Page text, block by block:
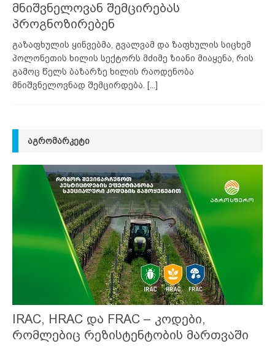
მნიშვნელოვან შემცირებას
პროგნოზირებენ
გაზაფხულის ყინვებმა, გვალვამ და ზაფხულის სიცხემ
პოლონეთის ხილის სექტორს მძიმე ზიანი მიაყენა, რის
გამოც წელს ბაზარზე ხილის რაოდენობა
მნიშვნელოვნად შემცირდება.
[...]
ᲐᲒᲠᲝᲛᲐᲠᲙᲔᲢᲘ
IRAC, HRAC და FRAC – კოდები,
რომლებიც რეზისტენტობის მართვაში